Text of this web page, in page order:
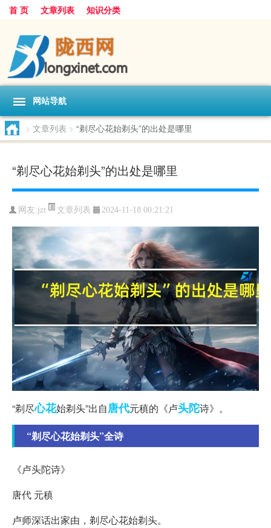
首 页 文章列表 知识分类
网站导航
> 文章列表 > “剃尽心花始剃头”的出处是哪里
“剃尽心花始剃头”的出处是哪里
网友:jzt 文章列表 2024-11-18 00:21:21
“剃尽心花始剃头”出自唐代元稹的《卢头陀诗》。
“剃尽心花始剃头”全诗
《卢头陀诗》
唐代 元稹
卢师深话出家由，剃尽心花始剃头。